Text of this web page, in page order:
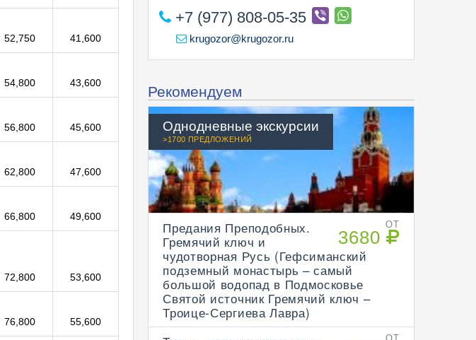
52,750 41,600
54,800 43,600
56,800 45,600
62,800 47,600
66,800 49,600
72,800 53,600
76,800 55,600
+7 (977) 808-05-35
krugozor@krugozor.ru
Рекомендуем
Однодневные экскурсии
>1700 ПРЕДЛОЖЕНИЙ
ОТ
3680
Предания Преподобных.
Гремячий ключ и
чудотворная Русь (Гефсиманский
подземный монастырь – самый
большой водопад в Подмосковье
Святой источник Гремячий ключ –
Троице-Сергиева Лавра)